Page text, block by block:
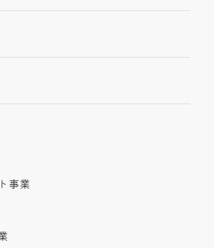
事業